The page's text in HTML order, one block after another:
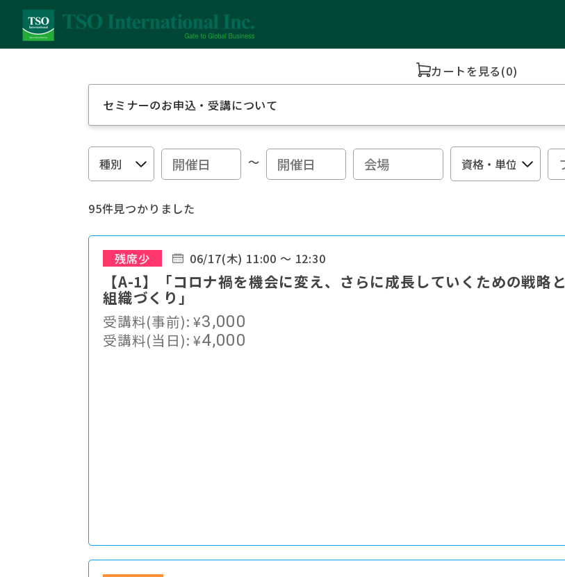
カートを見る(0)
セミナーのお申込・受講について
～
95件見つかりました
残席少 06/17(木) 11:00 ～ 12:30
【A-1】「コロナ禍を機会に変え、さらに成長していくための戦略と
組織づくり」
受講料(事前):¥3,000
受講料(当日):¥4,000